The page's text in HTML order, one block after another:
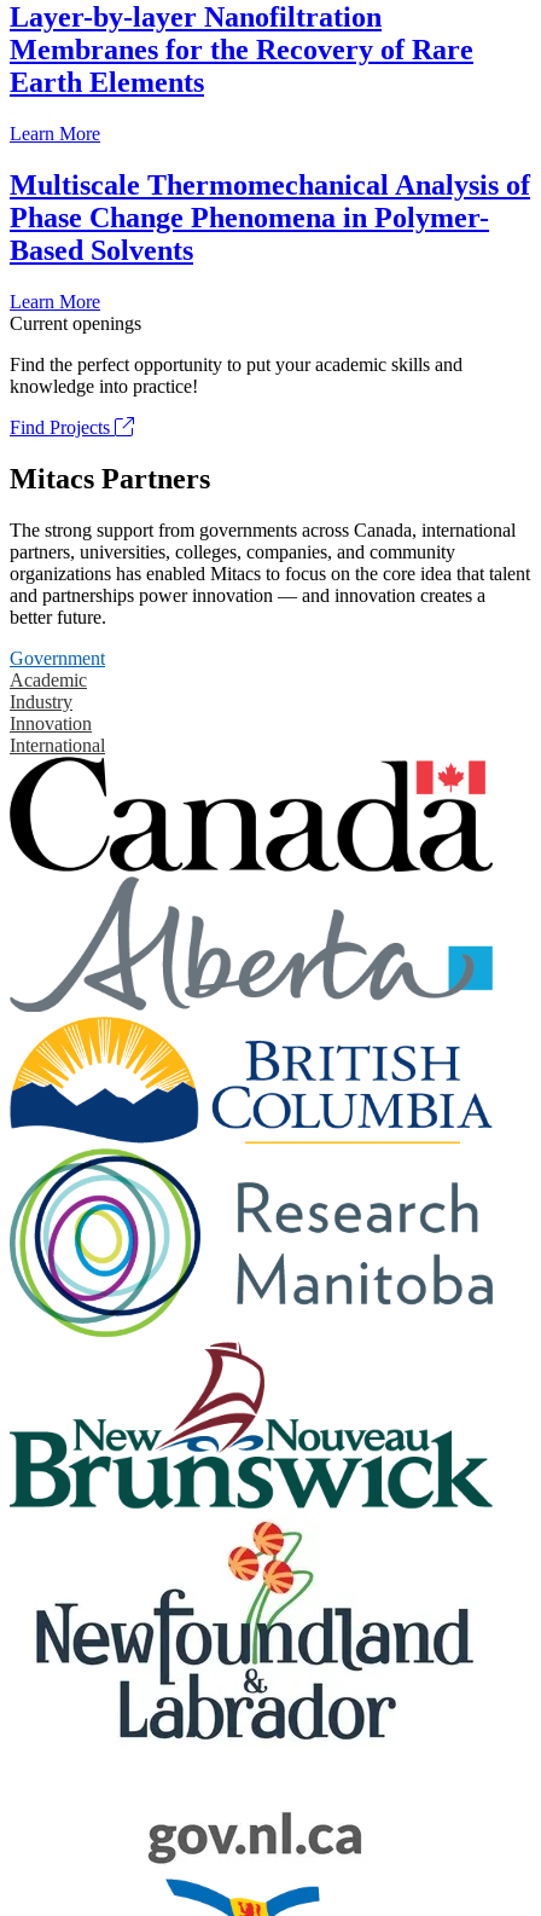
Layer-by-layer Nanofiltration
Membranes for the Recovery of Rare
Earth Elements
Learn More
Multiscale Thermomechanical Analysis of
Phase Change Phenomena in Polymer-
Based Solvents
Learn More
Current openings
Find the perfect opportunity to put your academic skills and
knowledge into practice!
Find Projects
Mitacs Partners
The strong support from governments across Canada, international
partners, universities, colleges, companies, and community
organizations has enabled Mitacs to focus on the core idea that talent
and partnerships power innovation — and innovation creates a
better future.
Government
Academic
Industry
Innovation
International